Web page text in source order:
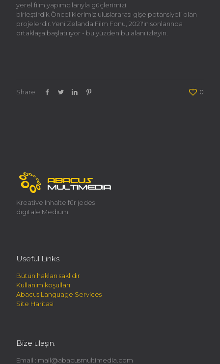
yerel film yapımcılarıyla güçlerimizi
birleştirdik.Önceliklerimiz uluslararası gişe potansiyeli olan
projelerdir.Yeni Zelanda Film Fonu, 2021'in sonlarında
ortaklaşa başlatılıyor - bu yüzden bu alanı izleyin.
Share 0
Kreative Inhalte für jedes
digitale Medium.
Useful Links
Bütün hakları saklıdır
Kullanım koşulları
Abacus Language Services
Site Haritasi
Bize ulaşın.
Email : mail@abacusmultimedia.com